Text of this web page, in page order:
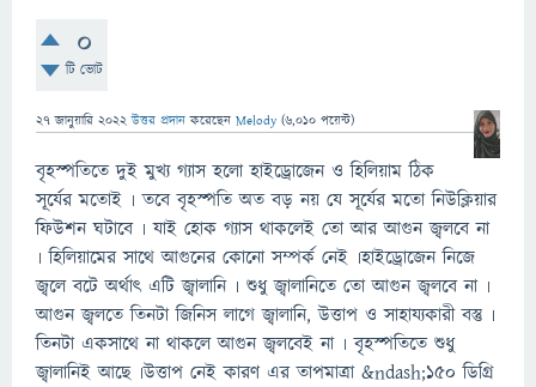
0
টি ভোট
27 জানুয়ারি 2022 উত্তর প্রদান করেছেন Melody (6,010 পয়েন্ট)
বৃহস্পতিতে দুই মুখ্য গ্যাস হলো হাইড্রোজেন ও হিলিয়াম ঠিক
সূর্যের মতোই ৷ তবে বৃহস্পতি অত বড় নয় যে সূর্যের মতো নিউক্লিয়ার
ফিউশন ঘটাবে ৷ যাই হোক গ্যাস থাকলেই তো আর আগুন জ্বলবে না
৷ হিলিয়ামের সাথে আগুনের কোনো সম্পর্ক নেই ৷হাইড্রোজেন নিজে
জ্বলে বটে অর্থাৎ এটি জ্বালানি ৷ শুধু জ্বালানিতে তো আগুন জ্বলবে না ৷
আগুন জ্বলতে তিনটা জিনিস লাগে জ্বালানি, উত্তাপ ও সাহায্যকারী বস্তু ৷
তিনটা একসাথে না থাকলে আগুন জ্বলবেই না ৷ বৃহস্পতিতে শুধু
জ্বালানিই আছে ৷উত্তাপ নেই কারণ এর তাপমাত্রা &ndash;১৫০ ডিগ্রি